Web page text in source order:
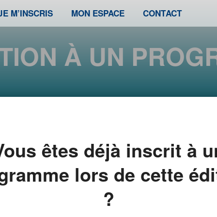
M’INSCRIS MON ESPACE CONTACT
À UN
DE
Jeudi 3 avril de 09h00 à 12h00
PORTES OUVERTES EN ÉCOLE
SUR PLACE
êtes déjà inscrit à
lors de cette
?